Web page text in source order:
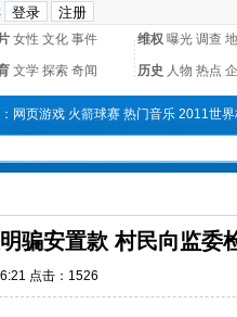
女性 文化 事件 维权 曝光 调查
文学 探索 奇闻 历史 人物 热点
网页游戏 火箭球赛 热门音乐 2011世界
骗安置款 村民向监委
点击：1526